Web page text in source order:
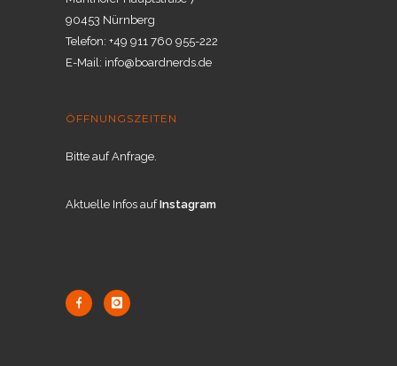
90453 Nürnberg
Telefon: +49 911 760 955-222
E-Mail: info@boardnerds.de
ÖFFNUNGSZEITEN
Bitte auf Anfrage.
Aktuelle Infos aufInstagram